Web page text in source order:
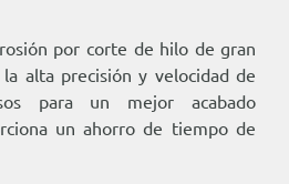
por corte de hilo de gran
alta precisión y velocidad de
para un mejor acabado
un ahorro de tiempo de